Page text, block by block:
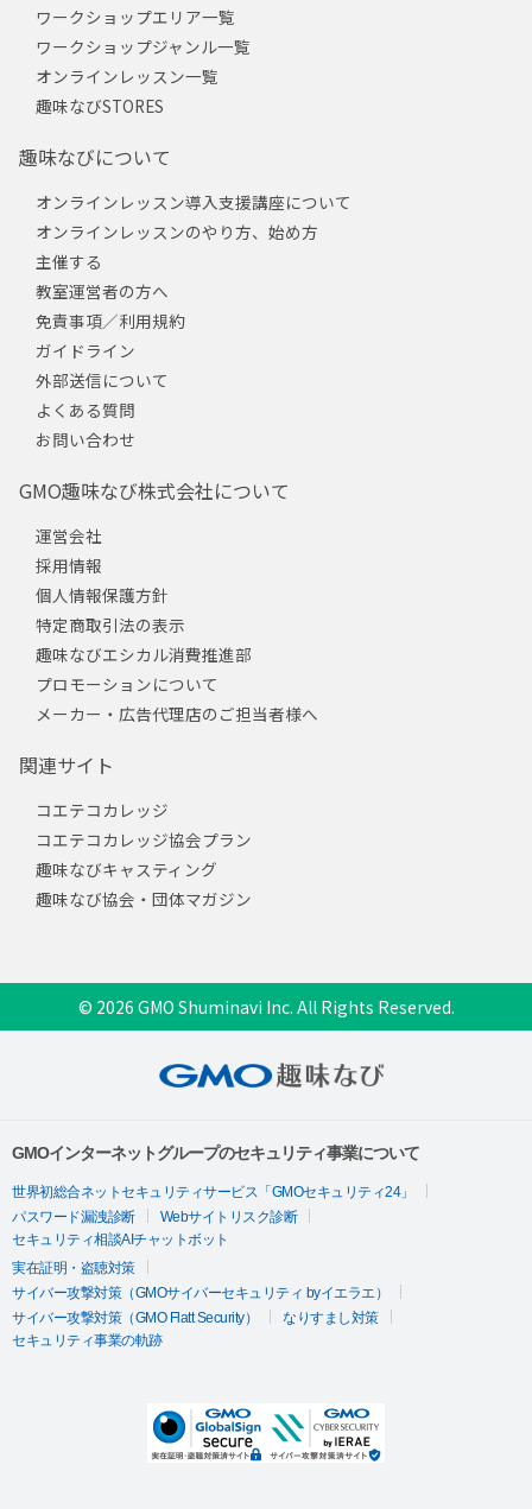
ワークショップエリア一覧
ワークショップジャンル一覧
オンラインレッスン一覧
趣味なびSTORES
趣味なびについて
オンラインレッスン導入支援講座について
オンラインレッスンのやり方、始め方
主催する
教室運営者の方へ
免責事項／利用規約
ガイドライン
外部送信について
よくある質問
お問い合わせ
GMO趣味なび株式会社について
運営会社
採用情報
個人情報保護方針
特定商取引法の表示
趣味なびエシカル消費推進部
プロモーションについて
メーカー・広告代理店のご担当者様へ
関連サイト
コエテコカレッジ
コエテコカレッジ協会プラン
趣味なびキャスティング
趣味なび協会・団体マガジン
© 2026 GMO Shuminavi Inc. All Rights Reserved.